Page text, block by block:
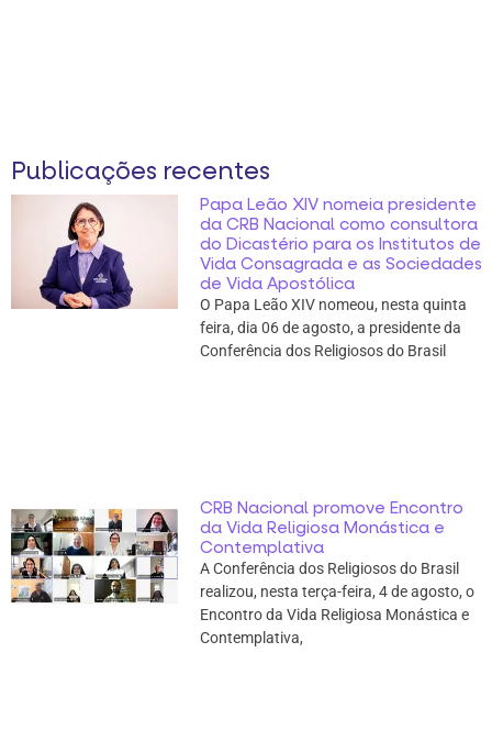
Publicações recentes
Papa Leão XIV nomeia presidente
da CRB Nacional como consultora
do Dicastério para os Institutos de
Vida Consagrada e as Sociedades
de Vida Apostólica
O Papa Leão XIV nomeou, nesta quinta
feira, dia 06 de agosto, a presidente da
Conferência dos Religiosos do Brasil
CRB Nacional promove Encontro
da Vida Religiosa Monástica e
Contemplativa
A Conferência dos Religiosos do Brasil
realizou, nesta terça-feira, 4 de agosto, o
Encontro da Vida Religiosa Monástica e
Contemplativa,